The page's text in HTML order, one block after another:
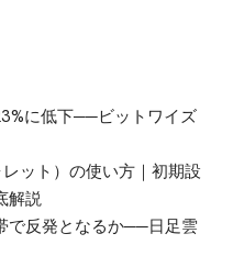
に低下──ビットワイズ
ット）の使い方｜初期設
解説
で反発となるか──日足雲